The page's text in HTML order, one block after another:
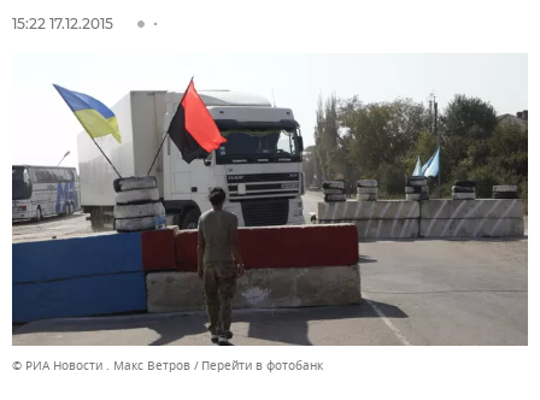
15:22 17.12.2015
© РИА Новости . Макс Ветров Перейти в фотобанк